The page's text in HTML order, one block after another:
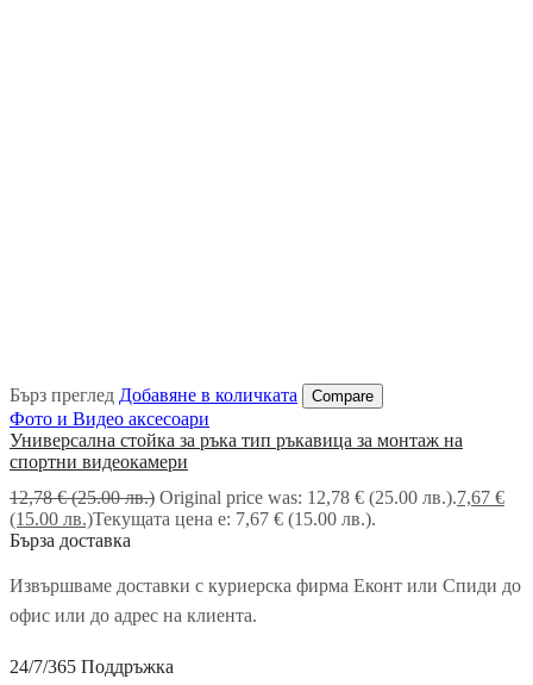
Бърз преглед Добавяне в количката Compare
Фото и Видео аксесоари
Универсална стойка за ръка тип ръкавица за монтаж на
спортни видеокамери
12,78€ (25.00 лв.) Original price was: 12,78 € (25.00 лв.).7,67 €
(15.00 лв.)Текущата цена е: 7,67 € (15.00 лв.).
Бърза доставка
Извършваме доставки с куриерска фирма Еконт или Спиди до
офис или до адрес на клиента.
24/7/365 Поддръжка